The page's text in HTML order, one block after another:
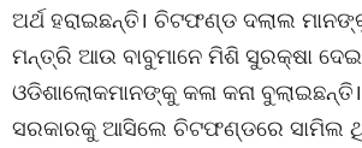
ଅର୍ଥ ହରାଇଛନ୍ତି। ଚିଟଫଣ୍ଡ ଦଲାଲ
ମନ୍ତ୍ରି ଆଉ ବାବୁମାନେ ମିଶି ସୁରକ୍ଷା
ଓଡିଶାଲୋକମାନଙ୍କୁ କଳା କନା
ସରକାରକୁ ଆସିଲେ ଚିଟଫଣ୍ଡରେ ସାମିଲ